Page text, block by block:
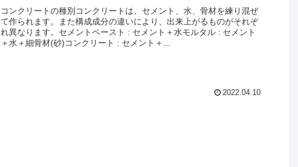
コンクリートの種別コンクリートは、セメント、水、骨材を練り混ぜ
て作られます。また構成成分の違いにより、出来上がるものがそれぞ
れ異なります。セメントペースト : セメント＋水モルタル : セメント
＋水＋細骨材(砂)コンクリート : セメント＋...
2022.04.10